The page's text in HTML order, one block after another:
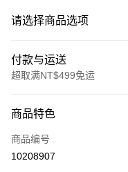
请选择商品选项
付款与运送
超取满NT$499免运
信用卡一次付款
超商取货付款
商品特色
商品编号
10208907